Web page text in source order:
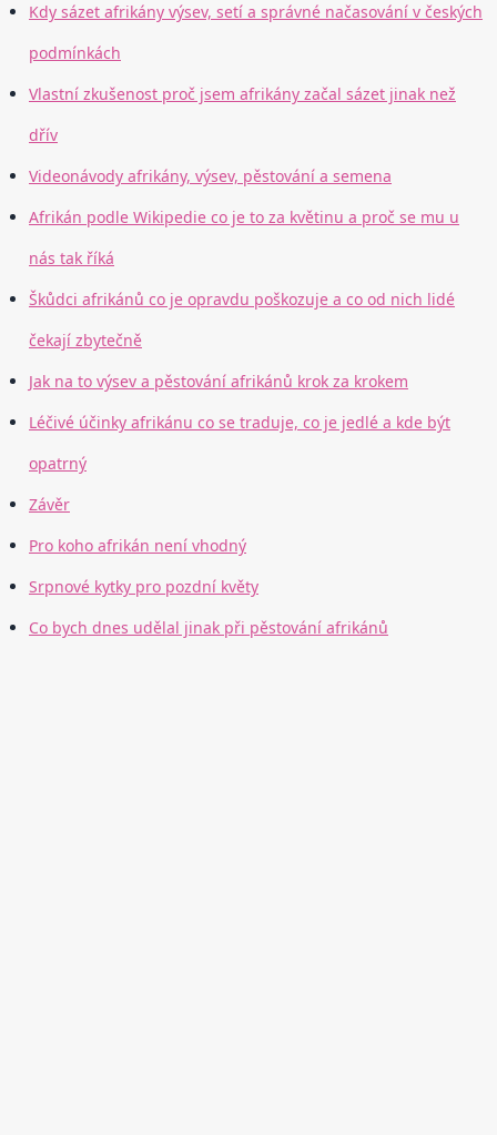
Kdy sázet afrikány výsev, setí a správné načasování v českých
podmínkách
Vlastní zkušenost proč jsem afrikány začal sázet jinak než
dřív
Videonávody afrikány, výsev, pěstování a semena
Afrikán podle Wikipedie co je to za květinu a proč se mu u
nás tak říká
Škůdci afrikánů co je opravdu poškozuje a co od nich lidé
čekají zbytečně
Jak na to výsev a pěstování afrikánů krok za krokem
Léčivé účinky afrikánu co se traduje, co je jedlé a kde být
opatrný
Závěr
Pro koho afrikán není vhodný
Srpnové kytky pro pozdní květy
Co bych dnes udělal jinak při pěstování afrikánů